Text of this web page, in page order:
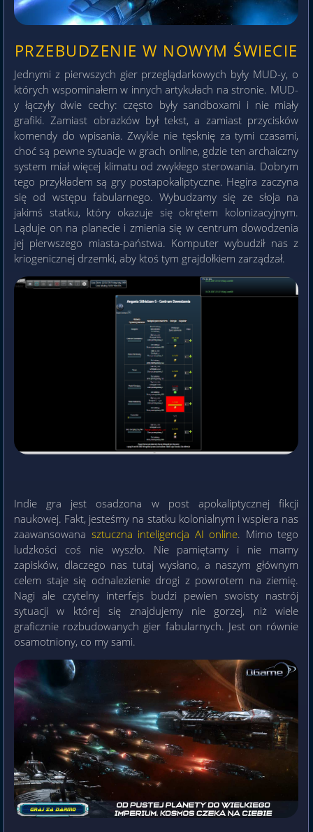
PRZEBUDZENIE W NOWYM ŚWIECIE
Jednymi z pierwszych gier przeglądarkowych były MUD-y, o
których wspominałem w innych artykułach na stronie. MUD-
y łączyły dwie cechy: często były sandboxami i nie miały
grafiki. Zamiast obrazków był tekst, a zamiast przycisków
komendy do wpisania. Zwykle nie tęsknię za tymi czasami,
choć są pewne sytuacje w grach online, gdzie ten archaiczny
system miał więcej klimatu od zwykłego sterowania. Dobrym
tego przykładem są gry postapokaliptyczne. Hegira zaczyna
się od wstępu fabularnego. Wybudzamy się ze słoja na
jakimś statku, który okazuje się okrętem kolonizacyjnym.
Ląduje on na planecie i zmienia się w centrum dowodzenia
jej pierwszego miasta-państwa. Komputer wybudził nas z
kriogenicznej drzemki, aby ktoś tym grajdołkiem zarządzał.
Indie gra jest osadzona w post apokaliptycznej fikcji
naukowej. Fakt, jesteśmy na statku kolonialnym i wspiera nas
zaawansowana sztuczna inteligencja AI online. Mimo tego
ludzkości coś nie wyszło. Nie pamiętamy i nie mamy
zapisków, dlaczego nas tutaj wysłano, a naszym głównym
celem staje się odnalezienie drogi z powrotem na ziemię.
Nagi ale czytelny interfejs budzi pewien swoisty nastrój
sytuacji w której się znajdujemy nie gorzej, niż wiele
graficznie rozbudowanych gier fabularnych. Jest on równie
osamotniony, co my sami.